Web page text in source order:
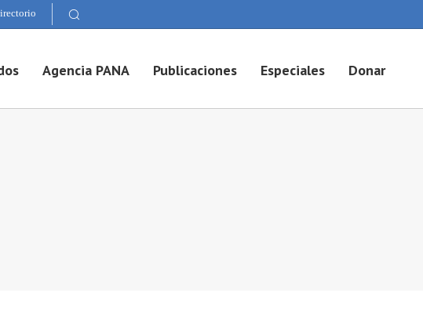
Agencia PANA Publicaciones Especiales Donar